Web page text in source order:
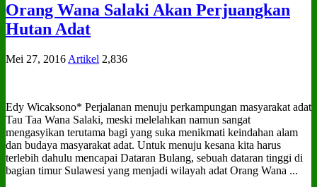
Orang Wana Salaki Akan Perjuangkan
Hutan Adat
Mei 27, 2016 Artikel 2,836
Edy Wicaksono* Perjalanan menuju perkampungan masyarakat adat
Tau Taa Wana Salaki, meski melelahkan namun sangat
mengasyikan terutama bagi yang suka menikmati keindahan alam
dan budaya masyarakat adat. Untuk menuju kesana kita harus
terlebih dahulu mencapai Dataran Bulang, sebuah dataran tinggi di
bagian timur Sulawesi yang menjadi wilayah adat Orang Wana ...